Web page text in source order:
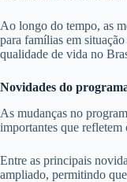
Ao longo do tempo, as
para famílias em
qualidade de vida no
Novidades do
As mudanças no
importantes que refletem
Entre as principais
ampliado, permitindo